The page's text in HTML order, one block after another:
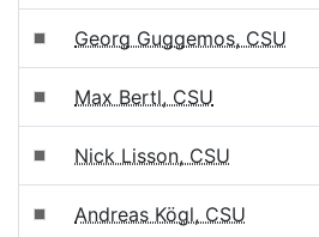
Georg Guggemos, CSU
Max Bertl, CSU
Nick Lisson, CSU
Andreas Kögl, CSU